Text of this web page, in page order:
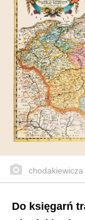
chodakiewicza
Do księgarń